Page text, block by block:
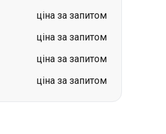
ціна за запитом
ціна за запитом
ціна за запитом
ціна за запитом